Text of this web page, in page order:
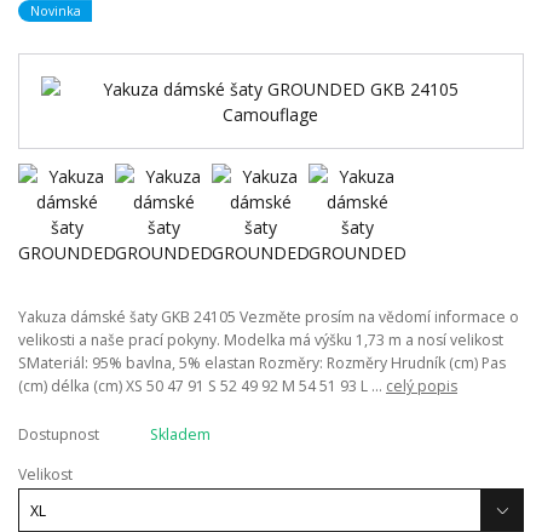
Novinka
Yakuza dámské šaty GKB 24105 Vezměte prosím na vědomí informace o
velikosti a naše prací pokyny. Modelka má výšku 1,73 m a nosí velikost
SMateriál: 95% bavlna, 5% elastan Rozměry: Rozměry Hrudník (cm) Pas
(cm) délka (cm) XS 50 47 91 S 52 49 92 M 54 51 93 L ... celý popis
Dostupnost
Skladem
Velikost